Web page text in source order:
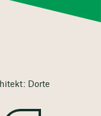
Dorte